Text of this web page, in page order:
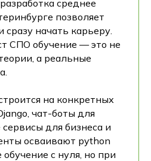
среднее
позволяет
сразу начать карьеру.
СПО обучение — это не
а реальные
на конкретных
чат-боты для
для бизнеса и
осваивают python
с нуля, но при